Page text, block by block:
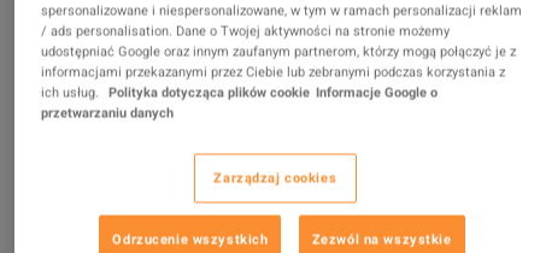
Habit Formation Strategies – Build Positive Daily
Routines John Academy Code
Sprzedawca John Academy
$11.99
spersonalizowane i niespersonalizowane, w tym w ramach personalizacji reklam
/ ads personalisation. Dane o Twojej aktywności na stronie możemy
udostępniać Google oraz innym zaufanym partnerom, którzy mogą połączyć je z
informacjami przekazanymi przez Ciebie lub zebranymi podczas korzystania z
ich usług.
Polityka dotycząca plików cookie Informacje Google o
przetwarzaniu danych
Zarządzaj cookies
Odrzucenie wszystkich Zezwól na wszystkie